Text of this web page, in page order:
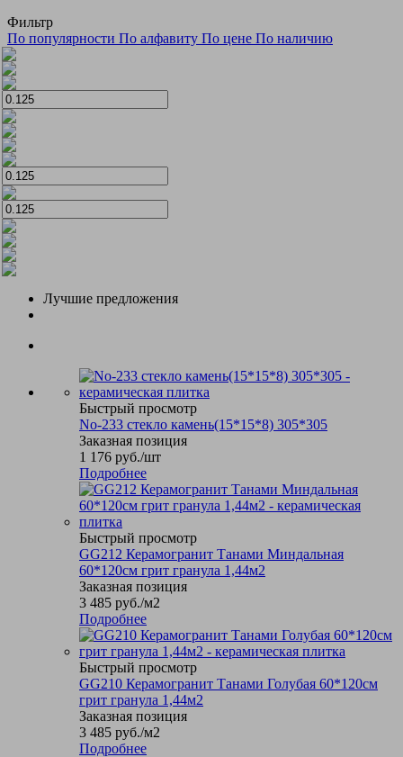
Фильтр
По популярности По алфавиту По цене По наличию
Лучшие предложения
Быстрый просмотр
No-233 стекло камень(15*15*8) 305*305
Заказная позиция
1 176 руб./шт
Подробнее
Быстрый просмотр
GG212 Керамогранит Танами Миндальная
60*120см грит гранула 1,44м2
Заказная позиция
3 485 руб./м2
Подробнее
Быстрый просмотр
GG210 Керамогранит Танами Голубая 60*120см
грит гранула 1,44м2
Заказная позиция
3 485 руб./м2
Подробнее